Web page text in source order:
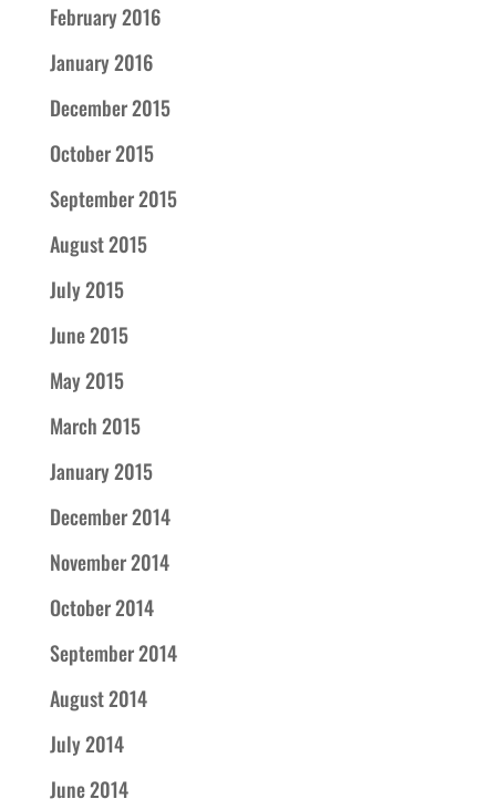
February 2016
January 2016
December 2015
October 2015
September 2015
August 2015
July 2015
June 2015
May 2015
March 2015
January 2015
December 2014
November 2014
October 2014
September 2014
August 2014
July 2014
June 2014